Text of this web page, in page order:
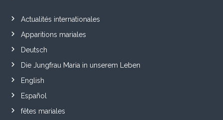
Actualités internationales
Apparitions mariales
Deutsch
Die Jungfrau Maria in unserem Leben
English
Español
fêtes mariales